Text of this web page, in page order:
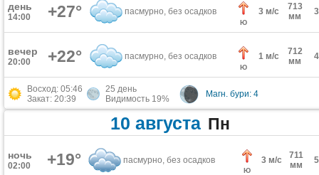
день
14:00 +27° пасмурно, без осадков
Ю
3 м/с
713
мм
вечер
20:00 +22° пасмурно, без осадков
Ю
1 м/с
712
мм
Восход: 05:46
Закат: 20:39
25 день
Видимость 19%
Магн. бури: 4
10 августа Пн
ночь
02:00 +19° пасмурно, без осадков
Ю
3 м/с
711
мм